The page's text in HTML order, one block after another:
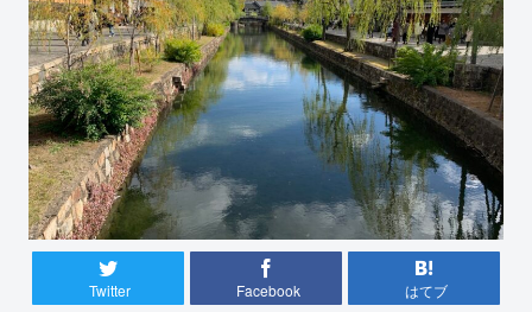
Twitter Facebook はてブ